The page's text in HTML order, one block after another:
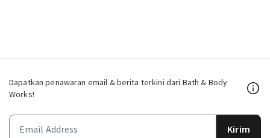
Dapatkan penawaran email & berita terkini dari Bath & Body
Works!
Kirim